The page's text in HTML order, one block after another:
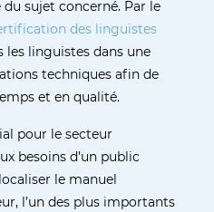
sujet concerné. Par le
des linguistes
les linguistes dans une
techniques afin de
et en qualité.
pour le secteur
besoins d’un public
le manuel
l’un des plus importants